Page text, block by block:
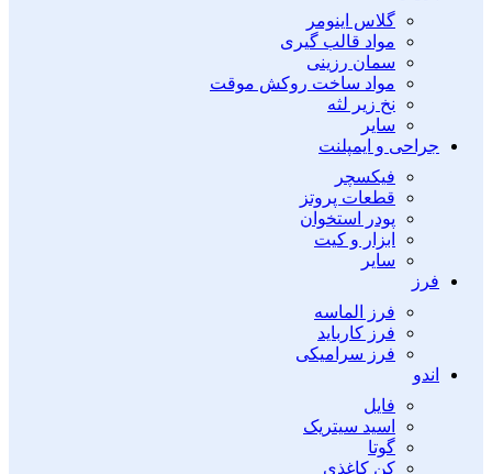
گلاس اینومر
مواد قالب گیری
سمان رزینی
مواد ساخت روکش موقت
نخ زیر لثه
سایر
جراحی و ایمپلنت
فیکسچر
قطعات پروتز
پودر استخوان
ابزار و کیت
سایر
فرز
فرز الماسه
فرز کارباید
فرز سرامیکی
اندو
فایل
اسید سیتریک
گوتا
کن کاغذی